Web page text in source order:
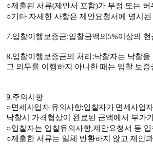
○제출된 서류(제안서 포함)가 부정 또는
○기타 자세한 사항은 제안요청서에 명시
7.입찰이행보증금:입찰금액의 5%이상의 현
8.입찰이행보증금의 처리 :낙찰자는 낙찰을
그 의무를 이행하지 아니한 때는 입찰 보
9.주의사항
○면세사업자 유의사항:입찰자가 면세사업
낙찰시 가격협상이 완료된 금액에서 부가
○입찰자는 입찰유의사항,제안요청서 등
○제출한 서류는 일체 반환하지 않고 제안